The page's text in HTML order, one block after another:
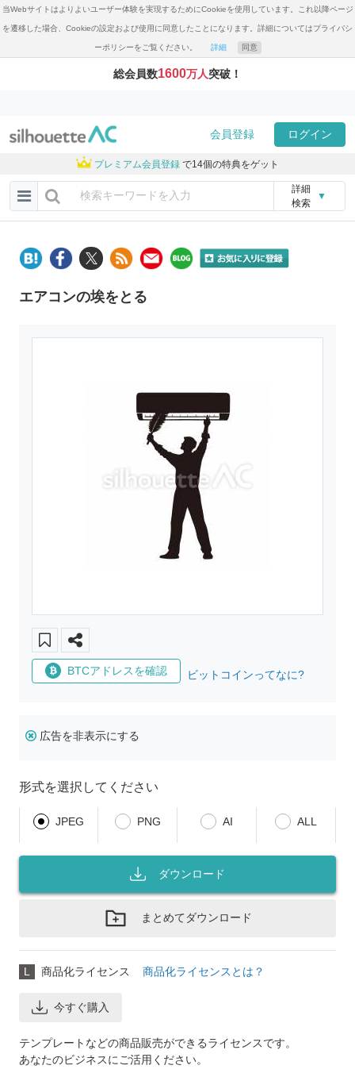
当Webサイトはよりよいユーザー体験を実現するためにCookieを使用しています。これ以降ページ
を遷移した場合、Cookieの設定および使用に同意したことになります。詳細についてはプライバシ
ーポリシーをご覧ください。 詳細 同意
総会員数1600万人突破！
会員登録 ログイン
プレミアム会員登録 で14個の特典をゲット
詳細
検索
▼
エアコンの埃をとる
BTCアドレスを確認 ビットコインってなに?
広告を非表示にする
形式を選択してください
JPEG PNG AI ALL
ダウンロード
まとめてダウンロード
L 商品化ライセンス 商品化ライセンスとは？
今すぐ購入
テンプレートなどの商品販売ができるライセンスです。
あなたのビジネスにご活用ください。